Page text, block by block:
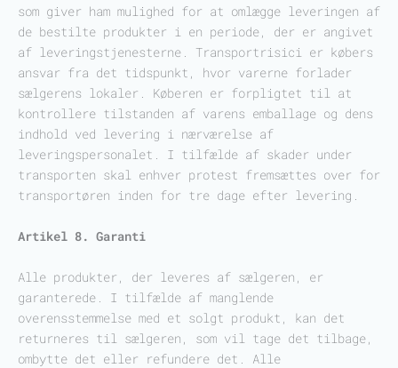
som giver ham mulighed for at omlægge leveringen af
de bestilte produkter i en periode, der er angivet
af leveringstjenesterne. Transportrisici er købers
ansvar fra det tidspunkt, hvor varerne forlader
sælgerens lokaler. Køberen er forpligtet til at
kontrollere tilstanden af varens emballage og dens
indhold ved levering i nærværelse af
leveringspersonalet. I tilfælde af skader under
transporten skal enhver protest fremsættes over for
transportøren inden for tre dage efter levering.
Artikel 8. Garanti
Alle produkter, der leveres af sælgeren, er
garanterede. I tilfælde af manglende
overensstemmelse med et solgt produkt, kan det
returneres til sælgeren, som vil tage det tilbage,
ombytte det eller refundere det. Alle